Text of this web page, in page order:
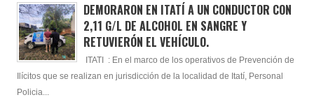
DEMORARON EN ITATÍ A UN CONDUCTOR CON
2,11 G/L DE ALCOHOL EN SANGRE Y
RETUVIERÓN EL VEHÍCULO.
ITATI : En el marco de los operativos de Prevención de
Ilícitos que se realizan en jurisdicción de la localidad de Itatí, Personal
Policia...